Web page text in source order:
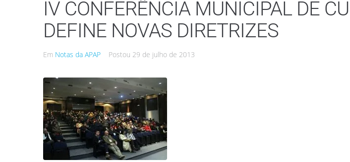
IV CONFERÊNCIA MUNICIPAL DE
DEFINE NOVAS DIRETRIZES
Em Notas da APAP Postou 29 de julho de 2013